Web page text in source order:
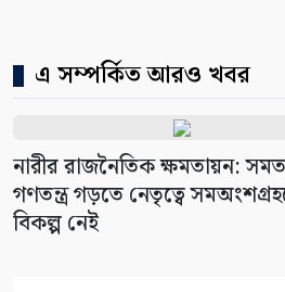
এ সম্পর্কিত আরও খবর
নারীর রাজনৈতিক ক্ষমতায়ন:
গণতন্ত্র গড়তে নেতৃত্বে
বিকল্প নেই